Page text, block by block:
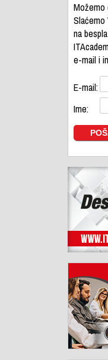
Možemo
Slaćemo
na
e-mail i
E-mail:
Ime: